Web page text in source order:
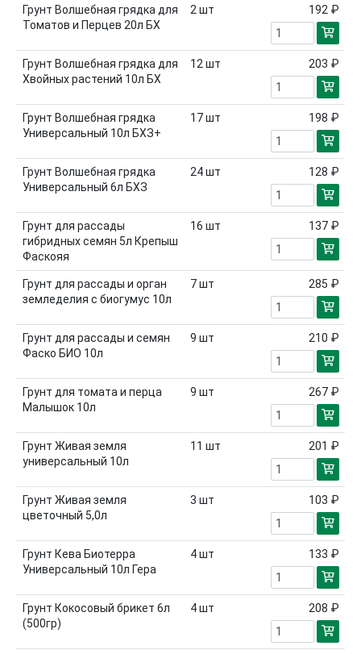
Грунт Волшебная грядка для
Томатов и Перцев 20л БХ
2 шт 192 ₽
Грунт Волшебная грядка для
Хвойных растений 10л БХ
12 шт 203 ₽
Грунт Волшебная грядка
Универсальный 10л БХЗ+
17шт 198 ₽
Грунт Волшебная грядка
Универсальный 6л БХЗ
24шт 128 ₽
Грунт для рассады
гибридных семян 5л Крепыш
Фаскояя
16 шт 137 ₽
Грунт для рассады и орган
земледелия с биогумус 10л
7шт 285 ₽
Грунт для рассады и семян
Фаско БИО 10л
9 шт 210 ₽
Грунт для томата и перца
Малышок 10л
9 шт 267 ₽
Грунт Живая земля
универсальный 10л
11 шт 201 ₽
Грунт Живая земля
цветочный 5,0л
3 шт 103 ₽
Грунт Кева Биотерра
Универсальный 10л Гера
4шт 133 ₽
Грунт Кокосовый брикет 6л
(500гр)
4шт 208 ₽